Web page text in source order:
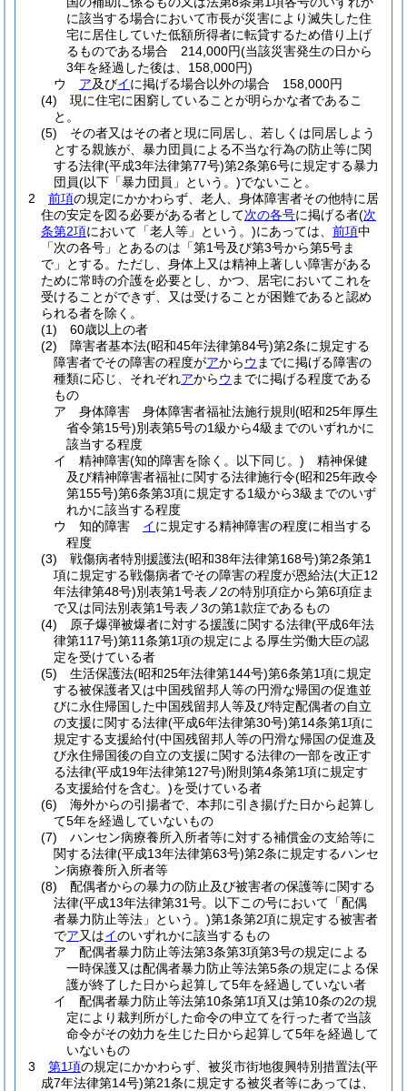
に該当する場合において市長が災害により滅失した住
宅に居住していた低額所得者に転貸するため借り上げ
るものである場合 214,000円(当該災害発生の日から
3年を経過した後は、158,000円)
ウ
ア及びイに掲げる場合以外の場合 158,000円
(4)
現に住宅に困窮していることが明らかな者であるこ
と。
(5)
その者又はその者と現に同居し、若しくは同居しよう
とする親族が、暴力団員による不当な行為の防止等に関
する法律(平成3年法律第77号)第2条第6号に規定する暴力
団員(以下「暴力団員」という。)でないこと。
2
前項の規定にかかわらず、老人、身体障害者その他特に居
住の安定を図る必要がある者として次の各号に掲げる者(次
条第2項において「老人等」という。)にあっては、 前項中
「次の各号」とあるのは「第1号及び第3号から第5号ま
で」とする。 ただし、身体上又は精神上著しい障害がある
ために常時の介護を必要とし、かつ、居宅においてこれを
受けることができず、又は受けることが困難であると認め
られる者を除く。
(1)
60歳以上の者
(2)
障害者基本法(昭和45年法律第84号)第2条に規定する
障害者でその障害の程度がアからウ までに掲げる障害の
種類に応じ、それぞれアからウ までに掲げる程度である
もの
ア
身体障害 身体障害者福祉法施行規則 (昭和25年厚生
省令第15号)別表第5号の1級から4級までのいずれかに
該当する程度
イ
精神障害(知的障害を除く。以下同じ。) 精神保健
及び精神障害者福祉に関する法律施行令(昭和25年政令
第155号)第6条第3項に規定する1級から3級までのいず
れかに該当する程度
ウ
知的障害 イに規定する精神障害の程度に相当する
程度
(3)
戦傷病者特別援護法(昭和38年法律第168号)第2条第1
項に規定する戦傷病者でその障害の程度が恩給法(大正12
年法律第48号)別表第1号表ノ2の特別項症から第6項症ま
で又は同法別表第1号表ノ3の第1款症であるもの
(4)
原子爆弾被爆者に対する援護に関する法律(平成6年法
律第117号)第11条第1項の規定による厚生労働大臣の認
定を受けている者
(5)
生活保護法(昭和25年法律第144号)第6条第1項に規定
する被保護者又は中国残留邦人等の円滑な帰国の促進並
びに永住帰国した中国残留邦人等及び特定配偶者の自立
の支援に関する法律(平成6年法律第30号)第14条第1項に
規定する支援給付(中国残留邦人等の円滑な帰国の促進及
び永住帰国後の自立の支援に関する法律の一部を改正す
る法律(平成19年法律第127号)附則第4条第1項に規定す
る支援給付を含む。)を受けている者
(6)
海外からの引揚者で、本邦に引き揚げた日から起算し
て5年を経過していないもの
(7)
ハンセン病療養所入所者等に対する補償金の支給等に
関する法律(平成13年法律第63号)第2条に規定するハンセ
ン病療養所入所者等
(8)
配偶者からの暴力の防止及び被害者の保護等に関する
法律(平成13年法律第31号。以下この号において「配偶
者暴力防止等法」という。)第1条第2項に規定する被害者
でア又はイのいずれかに該当するもの
ア
配偶者暴力防止等法第3条第3項第3号の規定による
一時保護又は配偶者暴力防止等法第5条の規定による保
護が終了した日から起算して5年を経過していない者
イ
配偶者暴力防止等法第10条第1項又は第10条の2の規
定により裁判所がした命令の申立てを行った者で当該
命令がその効力を生じた日から起算して5年を経過して
いないもの
3
第1項の規定にかかわらず、被災市街地復興特別措置法(平
成7年法律第14号)第21条に規定する被災者等にあっては、